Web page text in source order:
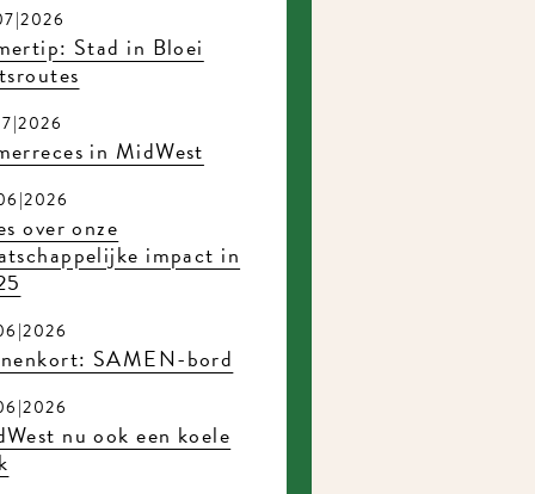
Stad in Bloei
in MidWest
over onze
impact in
SAMEN-bord
nu ook een koele